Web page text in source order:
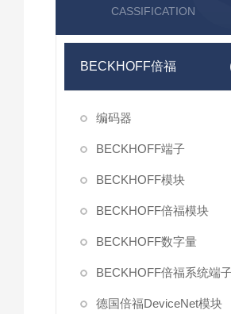
CASSIFICATION
BECKHOFF倍福
编码器
BECKHOFF端子
BECKHOFF模块
BECKHOFF倍福模块
BECKHOFF数字量
BECKHOFF倍福系统端
德国倍福DeviceNet模块